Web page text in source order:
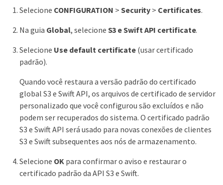
Selecione CONFIGURATION > Security > Certificates.
Na guia Global, selecione S3 e Swift API certificate.
Selecione Use default certificate (usar certificado
padrão).
Quando você restaura a versão padrão do certificado
global S3 e Swift API, os arquivos de certificado de servidor
personalizado que você configurou são excluídos e não
podem ser recuperados do sistema. O certificado padrão
S3 e Swift API será usado para novas conexões de clientes
S3 e Swift subsequentes aos nós de armazenamento.
Selecione OK para confirmar o aviso e restaurar o
certificado padrão da API S3 e Swift.